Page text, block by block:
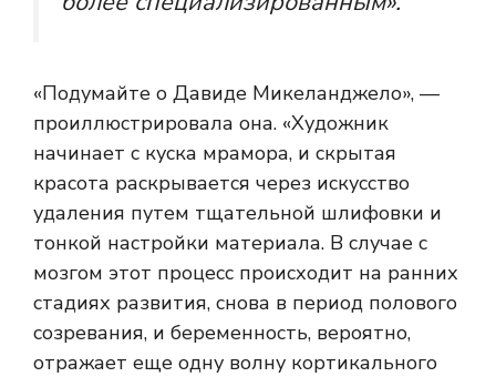
«Подумайте о Давиде Микеланджело», —
проиллюстрировала она. «Художник
начинает с куска мрамора, и скрытая
красота раскрывается через искусство
удаления путем тщательной шлифовки и
тонкой настройки материала. В случае с
мозгом этот процесс происходит на ранних
стадиях развития, снова в период полового
созревания, и беременность, вероятно,
отражает еще одну волну кортикального